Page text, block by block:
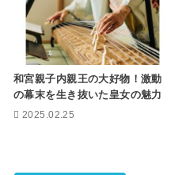
和宮親子内親王の大好物！激動
の幕末を生き抜いた皇女の魅力
2025.02.25